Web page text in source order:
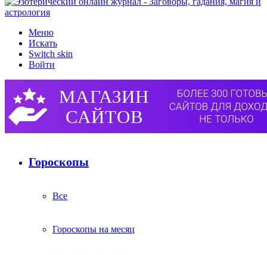
Меню
Искать
Switch skin
Войти
Гороскопы
Все
Гороскопы на месяц